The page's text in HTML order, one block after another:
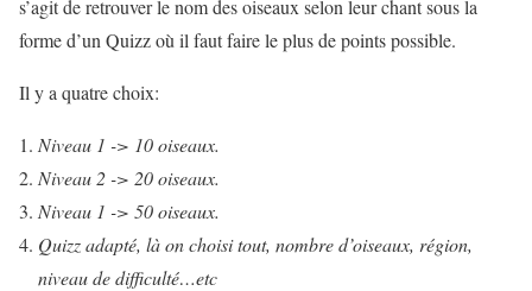
s’agit de retrouver le nom des oiseaux selon leur chant sous la
forme d’un Quizz où il faut faire le plus de points possible.
Il y a quatre choix:
Niveau 1 -> 10 oiseaux.
Niveau 2 -> 20 oiseaux.
Niveau 1 -> 50 oiseaux.
Quizz adapté, là on choisi tout, nombre d’oiseaux, région,
niveau de difficulté…etc